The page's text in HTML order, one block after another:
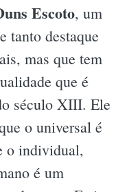
Escoto, um
tanto destaque
mas que tem
que é
século XIII. Ele
o universal é
o individual,
é um